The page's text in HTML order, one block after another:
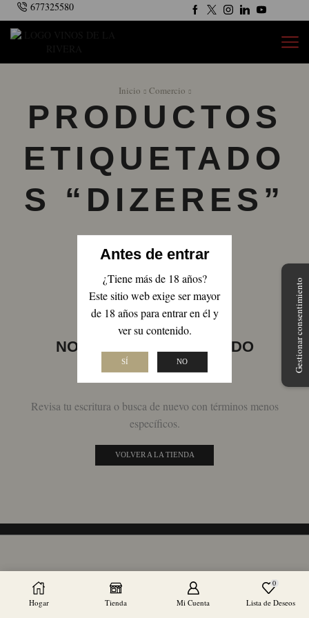
Antes de entrar
¿Tiene más de 18 años?
Este sitio web exige ser mayor
de 18 años para entrar en él y
ver su contenido.
SÍ NO
677325580
Inicio Comercio
PRODUCTOS
ETIQUETADO
S “DIZERES”
NO SE HAN ENCONTRADO
PRODUCTOS
Revisa tu escritura o busca de nuevo con términos menos
específicos.
VOLVER A LA TIENDA
Hogar Tienda Mi Cuenta
0
Lista de Deseos
Gestionar consentimiento